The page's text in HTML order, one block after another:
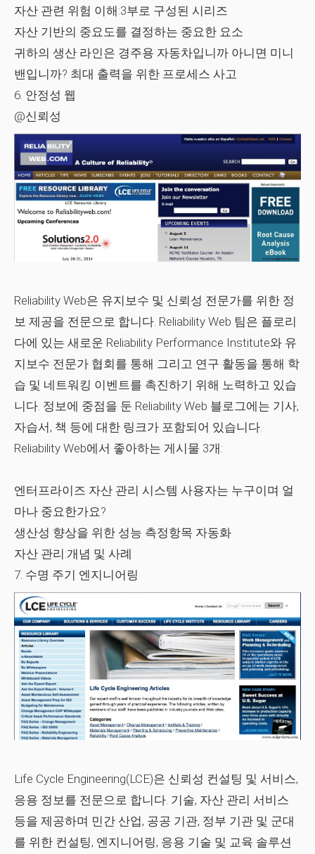
자산 관련 위험 이해:3부로 구성된 시리즈
자산 기반의 중요도를 결정하는 중요한 요소
귀하의 생산 라인은 경주용 자동차입니까 아니면 미니
밴입니까? 최대 출력을 위한 프로세스 사고
6. 안정성 웹
@신뢰성
Reliability Web은 유지보수 및 신뢰성 전문가를 위한 정
보 제공을 전문으로 합니다. Reliability Web 팀은 플로리
다에 있는 새로운 Reliability Performance Institute와 유
지보수 전문가 협회를 통해 그리고 연구 활동을 통해 학
습 및 네트워킹 이벤트를 촉진하기 위해 노력하고 있습
니다. 정보에 중점을 둔 Reliability Web 블로그에는 기사,
자습서, 책 등에 대한 링크가 포함되어 있습니다.
Reliability Web에서 좋아하는 게시물 3개:
엔터프라이즈 자산 관리 시스템 사용자는 누구이며 얼
마나 중요한가요?
생산성 향상을 위한 성능 측정항목 자동화
자산 관리:개념 및 사례
7. 수명 주기 엔지니어링
Life Cycle Engineering(LCE)은 신뢰성 컨설팅 및 서비스,
응용 정보를 전문으로 합니다. 기술, 자산 관리 서비스
등을 제공하며 민간 산업, 공공 기관, 정부 기관 및 군대
를 위한 컨설팅, 엔지니어링, 응용 기술 및 교육 솔루션